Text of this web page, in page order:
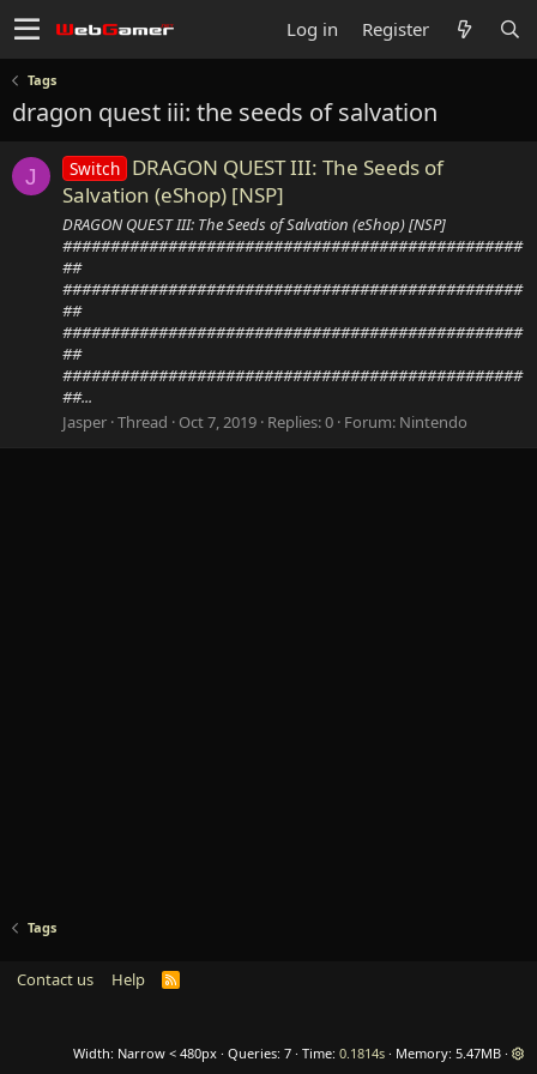
Log in Register
Tags
dragon quest iii: the seeds of salvation
J Switch DRAGON QUEST III: The Seeds of
Salvation (eShop) [NSP]
DRAGON QUEST III: The Seeds of Salvation (eShop) [NSP]
################################################
##
################################################
##
################################################
##
################################################
##...
Jasper Thread Oct 7, 2019 Replies: 0 Forum: Nintendo
Tags
Contact us Help
R
Width Queries 7 Time 0.1814s Memory 5.47MB